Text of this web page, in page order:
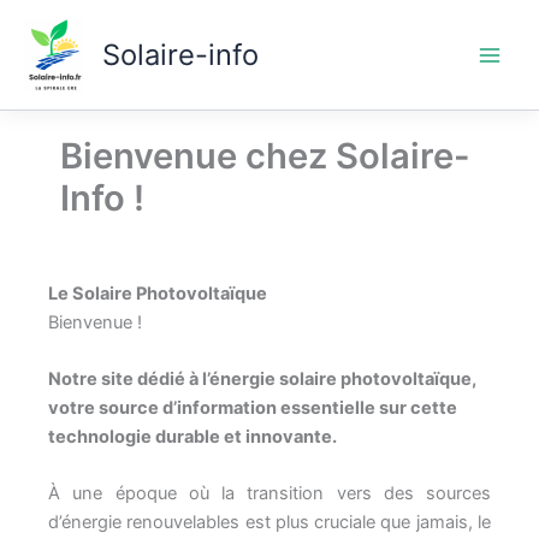
contenu
Solaire-info
Bienvenue chez Solaire-
Info !
Le Solaire Photovoltaïque
Bienvenue !
Notre site dédié à l’énergie solaire photovoltaïque,
votre source d’information essentielle sur cette
technologie durable et innovante.
À une époque où la transition vers des sources
d’énergie renouvelables est plus cruciale que jamais, le